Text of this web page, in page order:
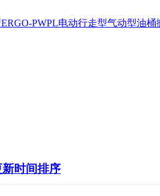
ERGO-PWPL电动行走型气动型油桶